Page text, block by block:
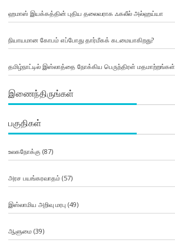
ஹமாஸ் இயக்கத்தின் புதிய தலைவராக ஃகலீல் அல்ஹய்யா
நியாயமான கோபம் எப்போது தார்மீகக் கடமையாகிறது?
தமிழ்நாட்டில் இஸ்லாத்தை நோக்கிய பெருந்திரள் மதமாற்றங்கள்
இணைந்திருங்கள்
பகுதிகள்
உலகநோக்கு (87)
அரச பயங்கரவாதம்(57)
இஸ்லாமிய அறிவு மரபு (49)
ஆளுமை(39)